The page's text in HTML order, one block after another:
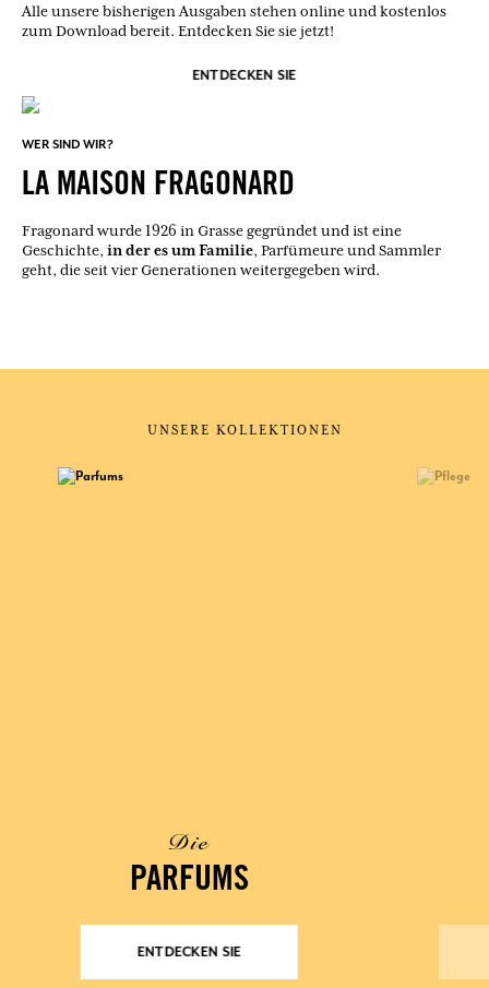
Alle unsere bisherigen Ausgaben stehen online und kostenlos
zum Download bereit. Entdecken Sie sie jetzt!
ENTDECKEN SIE
WER SIND WIR?
LA MAISON FRAGONARD
Fragonard wurde 1926 in Grasse gegründet und ist eine
Geschichte, in der es um Familie, Parfümeure und Sammler
geht, die seit vier Generationen weitergegeben wird.
UNSERE KOLLEKTIONEN
Die
PARFUMS
ENTDECKEN SIE